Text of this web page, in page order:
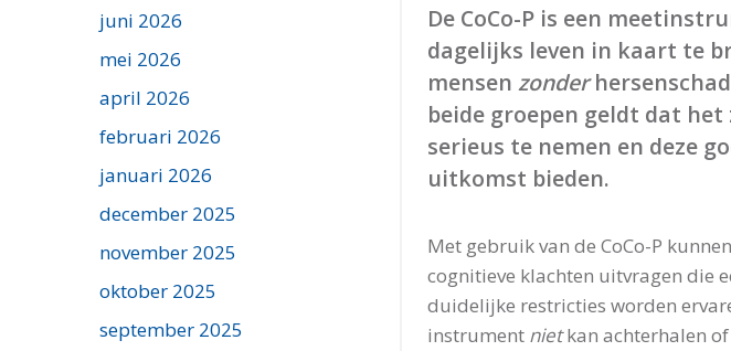
juni 2026
mei 2026
april 2026
februari 2026
januari 2026
december 2025
november 2025
oktober 2025
september 2025
De CoCo-P is een
dagelijks leven in kaart te
mensen zonder
beide groepen geldt dat
serieus te nemen en deze
uitkomst bieden.
Met gebruik van de CoCo-P
cognitieve klachten uitvragen die
duidelijke restricties worden
instrument nietkan achterhalen of